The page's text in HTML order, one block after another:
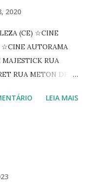
2020
(CE) ☆CINE
☆CINE AUTORAMA
RUA
RUA METON DE
PEIXOTO 1206
☆CINE ECLIPSE
LEIA MAIS